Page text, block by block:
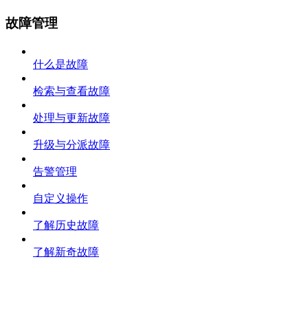
故障管理
什么是故障
检索与查看故障
处理与更新故障
升级与分派故障
告警管理
自定义操作
了解历史故障
了解新奇故障